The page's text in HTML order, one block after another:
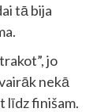
tā bija
jo
nekā
līdz finišam.